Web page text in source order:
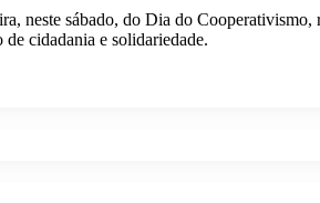
neste sábado, do Dia do
cidadania e solidariedade.